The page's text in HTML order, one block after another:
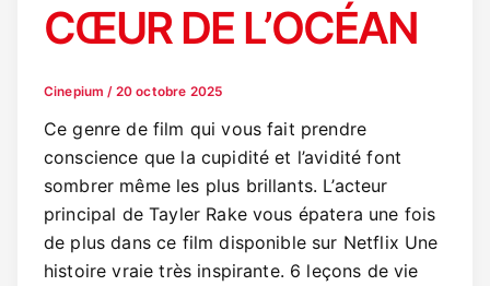
CŒUR DE L’OCÉAN
Cinepium/ 20 octobre 2025
Ce genre de film qui vous fait prendre
conscience que la cupidité et l’avidité font
sombrer même les plus brillants. L’acteur
principal de Tayler Rake vous épatera une fois
de plus dans ce film disponible sur Netflix Une
histoire vraie très inspirante. 6 leçons de vie